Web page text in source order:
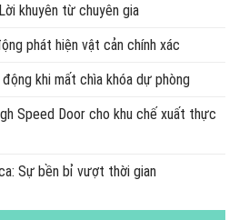
khuyên từ chuyên gia
phát hiện vật cản chính xác
khi mất chìa khóa dự phòng
Speed Door cho khu chế xuất thực
Sự bền bỉ vượt thời gian